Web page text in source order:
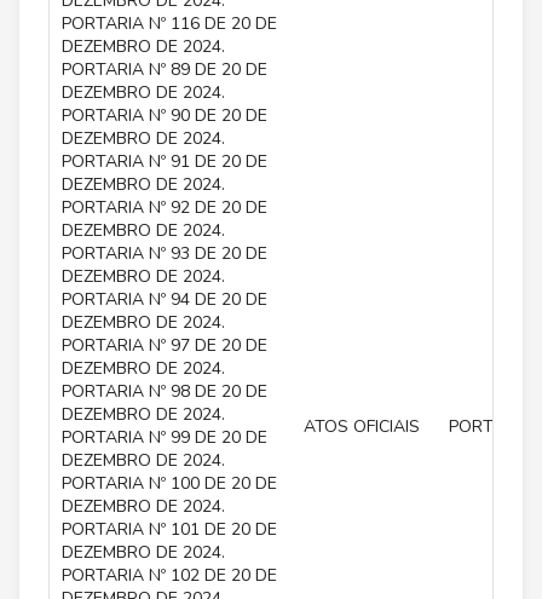
PORTARIA Nº 116 DE 20 DE
DEZEMBRO DE 2024.
PORTARIA Nº 89 DE 20 DE
DEZEMBRO DE 2024.
PORTARIA Nº 90 DE 20 DE
DEZEMBRO DE 2024.
PORTARIA Nº 91 DE 20 DE
DEZEMBRO DE 2024.
PORTARIA Nº 92 DE 20 DE
DEZEMBRO DE 2024.
PORTARIA Nº 93 DE 20 DE
DEZEMBRO DE 2024.
PORTARIA Nº 94 DE 20 DE
DEZEMBRO DE 2024.
PORTARIA Nº 97 DE 20 DE
DEZEMBRO DE 2024.
PORTARIA Nº 98 DE 20 DE
DEZEMBRO DE 2024.
PORTARIA Nº 99 DE 20 DE
DEZEMBRO DE 2024.
PORTARIA Nº 100 DE 20 DE
DEZEMBRO DE 2024.
PORTARIA Nº 101 DE 20 DE
DEZEMBRO DE 2024.
PORTARIA Nº 102 DE 20 DE
ATOS OFICIAIS PORTARIA